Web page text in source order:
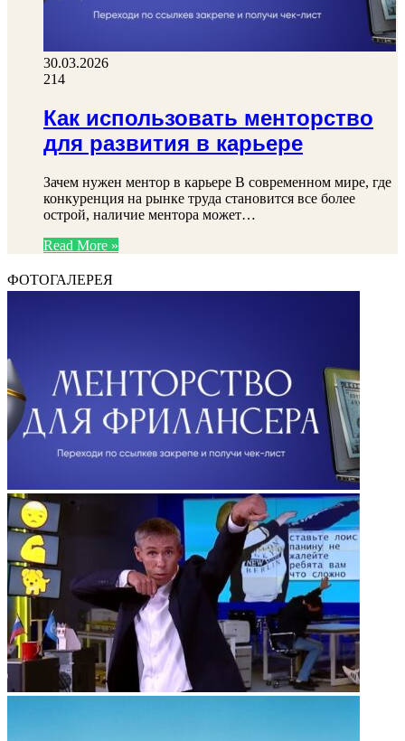
30.03.2026
214
Как использовать менторство
для развития в карьере
Зачем нужен ментор в карьере В современном мире, где
конкуренция на рынке труда становится все более
острой, наличие ментора может…
Read More »
ФОТОГАЛЕРЕЯ